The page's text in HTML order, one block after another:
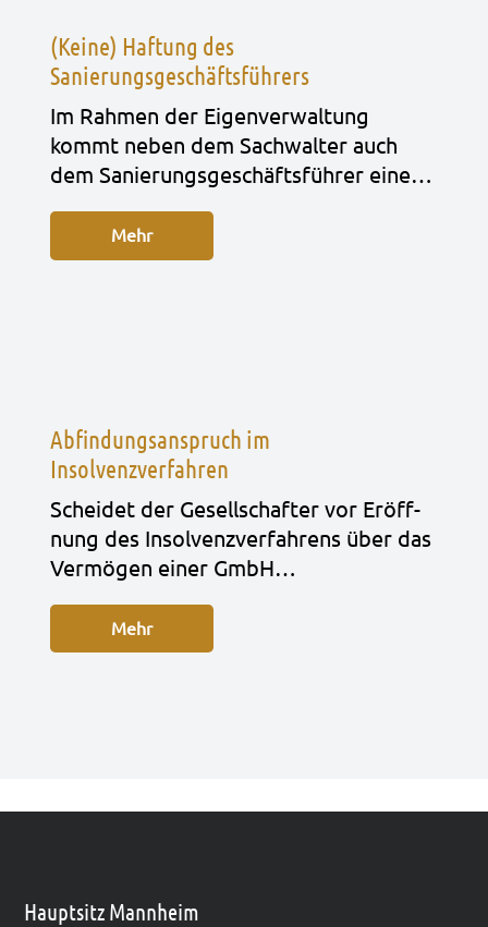
(Keine) Haftung des
Sanierungsgeschäftsführers
Im Rah­men der Eigen­ver­wal­tung
kommt neben dem Sach­wal­ter auch
dem Sanie­rungs­ge­schäfts­füh­rer eine…
Mehr
Abfindungsanspruch im
Insolvenzverfahren
Schei­det der Gesell­schaf­ter vor Eröff­
nung des Insol­venz­ver­fah­rens über das
Ver­mö­gen einer GmbH…
Mehr
Hauptsitz Mannheim